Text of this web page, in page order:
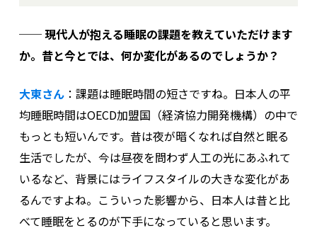
──現代人が抱える睡眠の課題を教えていただけます
か。昔と今とでは、何か変化があるのでしょうか？
大東さん： 課題は睡眠時間の短さですね。日本人の平
均睡眠時間はOECD加盟国（経済協力開発機構）の中で
もっとも短いんです。昔は夜が暗くなれば自然と眠る
生活でしたが、今は昼夜を問わず人工の光にあふれて
いるなど、背景にはライフスタイルの大きな変化があ
るんですよね。 こういった影響から、日本人は昔と比
べて睡眠をとるのが下手になっていると思います。